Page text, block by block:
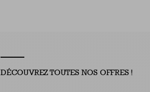
DÉCOUVREZ TOUTES NOS OFFRES !